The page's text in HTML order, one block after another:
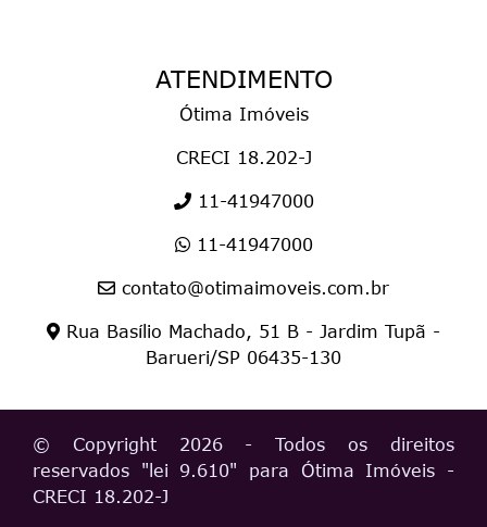
ATENDIMENTO
Ótima Imóveis
CRECI 18.202-J
11-41947000
11-41947000
contato@otimaimoveis.com.br
Rua Basílio Machado, 51 B - Jardim Tupã -
Barueri/SP 06435-130
© Copyright 2026 - Todos os direitos
reservados " lei 9.610" para Ótima Imóveis -
CRECI 18.202-J